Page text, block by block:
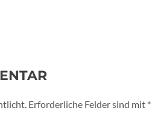
Erforderliche Felder sind mit *